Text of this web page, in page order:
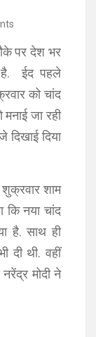
पर देश भर
है. ईद पहले
को चांद
जा रही
दिया
शुक्रवार शाम
कि नया चांद
है. साथ ही
दी थी. वहीं
मोदी ने